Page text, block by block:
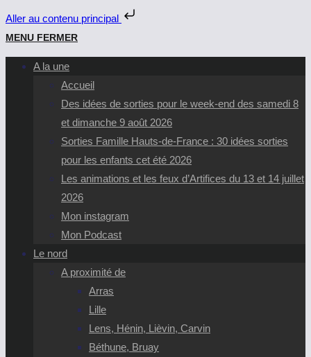
Aller au contenu principal
Skip
to
content
MENU FERMER
A la une
Accueil
Des idées de sorties pour le week-end des samedi 8
et dimanche 9 août 2026
Sorties Famille Hauts-de-France : 30 idées sorties
pour les enfants cet été 2026
Les animations et les feux d’Artifices du 13 et 14 juillet
2026
Mon instagram
Mon Podcast
Le nord
A proximité de
Arras
Lille
Lens, Hénin, Lièvin, Carvin
Béthune, Bruay